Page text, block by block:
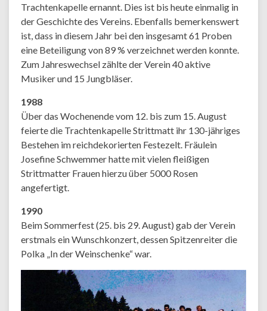
Trachtenkapelle ernannt. Dies ist bis heute einmalig in
der Geschichte des Vereins. Ebenfalls bemerkenswert
ist, dass in diesem Jahr bei den insgesamt 61 Proben
eine Beteiligung von 89 % verzeichnet werden konnte.
Zum Jahreswechsel zählte der Verein 40 aktive
Musiker und 15 Jungbläser.
1988
Über das Wochenende vom 12. bis zum 15. August
feierte die Trachtenkapelle Strittmatt ihr 130-jähriges
Bestehen im reichdekorierten Festezelt. Fräulein
Josefine Schwemmer hatte mit vielen fleißigen
Strittmatter Frauen hierzu über 5000 Rosen
angefertigt.
1990
Beim Sommerfest (25. bis 29. August) gab der Verein
erstmals ein Wunschkonzert, dessen Spitzenreiter die
Polka „In der Weinschenke“ war.